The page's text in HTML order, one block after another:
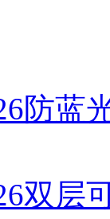
防蓝
双层